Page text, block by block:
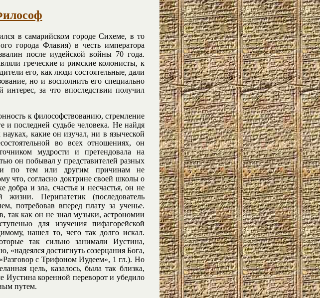
в самарийском городе Сихеме, в то
города Флавия) в честь императора
после иудейской войны 70 года.
греческие и римские колонисты, к
его, как люди состоятельные, дали
но и восполнить его специально
за что впоследствии получил
к философствованию, стремление
и последней судьбе человека. Не найдя
какие он изучал, ни в языческой
во всех отношениях, он
мудрости и претендовала на
он побывал у представителей разных
по тем или другим причинам не
что, согласно доктрине своей школы о
добра и зла, счастья и несчастья, он не
Перипатетик (последователь
потребовав вперед плату за ученье.
так как он не знал музыки, астрономии
для изучения пифагорейской
нашел то, чего так долго искал.
так сильно занимали Иустина,
«надеялся достигнуть созерцания Бога,
с Трифоном Иудеем», 1 гл.). Но
цель, казалось, была так близка,
Иустина коренной переворот и убедило
путем.